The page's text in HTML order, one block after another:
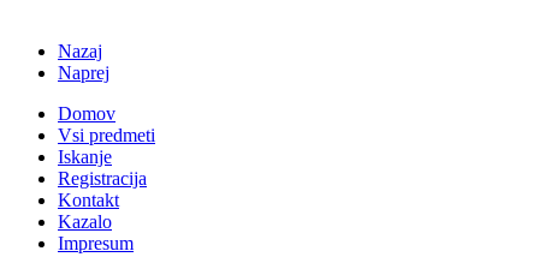
Nazaj
Naprej
Domov
Vsi predmeti
Iskanje
Registracija
Kontakt
Kazalo
Impresum